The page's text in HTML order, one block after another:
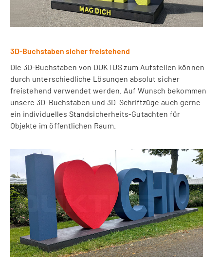
3D-Buchstaben sicher freistehend
Die 3D-Buchstaben von DUKTUS zum Aufstellen können
durch unterschiedliche Lösungen absolut sicher
freistehend verwendet werden. Auf Wunsch bekommen
unsere 3D-Buchstaben und 3D-Schriftzüge auch gerne
ein individuelles Standsicherheits-Gutachten für
Objekte im öffentlichen Raum.